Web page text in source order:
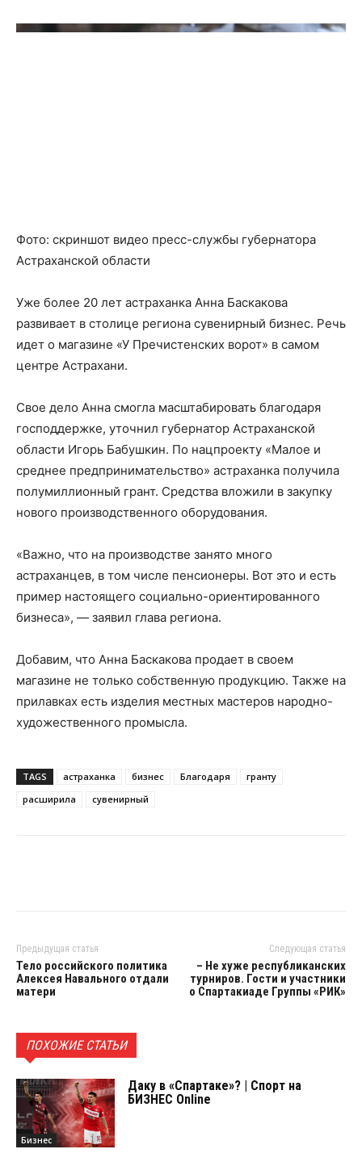
Фото: скриншот видео пресс-службы губернатора
Астраханской области
Уже более 20 лет астраханка Анна Баскакова
развивает в столице региона сувенирный бизнес. Речь
идет о магазине «У Пречистенских ворот» в самом
центре Астрахани.
Свое дело Анна смогла масштабировать благодаря
господдержке, уточнил губернатор Астраханской
области Игорь Бабушкин. По нацпроекту «Малое и
среднее предпринимательство» астраханка получила
полумиллионный грант. Средства вложили в закупку
нового производственного оборудования.
«Важно, что на производстве занято много
астраханцев, в том числе пенсионеры. Вот это и есть
пример настоящего социально-ориентированного
бизнеса», — заявил глава региона.
Добавим, что Анна Баскакова продает в своем
магазине не только собственную продукцию. Также на
прилавках есть изделия местных мастеров народно-
художественного промысла.
TAGS астраханка бизнес Благодаря
гранту
расширила
сувенирный
Предыдущая статья
Тело российского политика
Алексея Навального отдали
матери
Следующая статья
– Не хуже республиканских
турниров. Гости и участники
о Спартакиаде Группы «РИК»
ПОХОЖИЕ СТАТЬИ
Бизнес
Даку в «Спартаке»? | Спорт на
БИЗНЕС Online